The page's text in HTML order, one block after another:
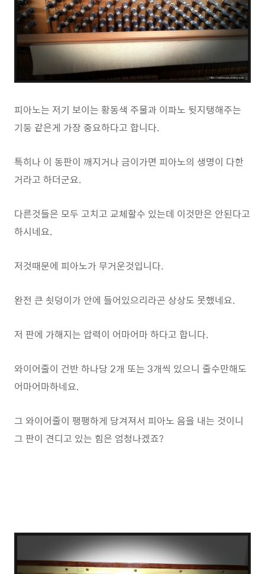
피아노는 저기 보이는 황동색 주물과 이파노 뒷지탱해주는
기둥 같은게 가장 중요하다고 합니다.
특히나 이 동판이 깨지거나 금이가면 피아노의 생명이 다한
거라고 하더군요.
다른것들은 모두 고치고 교체할수 있는데 이것만은 안된다고
하시네요.
저것때문에 피아노가 무거운것입니다.
완전 큰 쇳덩이가 안에 들어있으리라곤 상상도 못했네요.
저 판에 가해지는 압력이 어마어마 하다고 합니다.
와이어줄이 건반 하나당 2개 또는 3개씩 있으니 줄수만해도
어마어마하네요.
그 와이어줄이 팽팽하게 당겨져서 피아노 음을 내는 것이니
그 판이 견디고 있는 힘은 엄청나겠죠?